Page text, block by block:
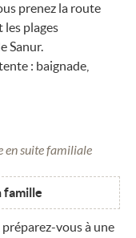
prenez la route
les plages
Sanur.
: baignade,
en suite familiale
famille
vous à une